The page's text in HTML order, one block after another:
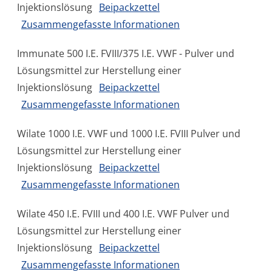
Injektionslösung Beipackzettel
Zusammengefasste Informationen
Immunate 500 I.E. FVIII/375 I.E. VWF - Pulver und
Lösungsmittel zur Herstellung einer
Injektionslösung Beipackzettel
Zusammengefasste Informationen
Wilate 1000 I.E. VWF und 1000 I.E. FVIII Pulver und
Lösungsmittel zur Herstellung einer
Injektionslösung Beipackzettel
Zusammengefasste Informationen
Wilate 450 I.E. FVIII und 400 I.E. VWF Pulver und
Lösungsmittel zur Herstellung einer
Injektionslösung Beipackzettel
Zusammengefasste Informationen